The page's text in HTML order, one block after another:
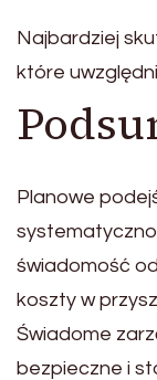
Najbardziej
które
Planowe
świadomość
koszty w
Świadome
bezpieczne i